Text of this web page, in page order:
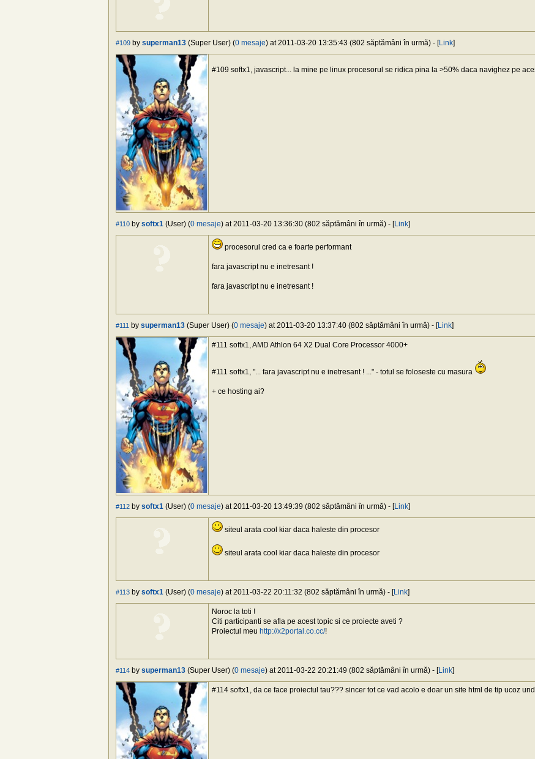
#109 by superman13 (Super User) (0 mesaje) at 2011-03-20 13:35:43 (802 săptămâni în urmă) - [Link]
#109 softx1, javascript... la mine pe linux procesorul se ridica pina la >50% daca navighez pe
#110 by softx1 (User) (0 mesaje) at 2011-03-20 13:36:30 (802 săptămâni în urmă) - [Link]
procesorul cred ca e foarte performant
fara javascript nu e inetresant !
fara javascript nu e inetresant !
#111 by superman13 (Super User) (0 mesaje) at 2011-03-20 13:37:40 (802 săptămâni în urmă) - [Link]
#111 softx1, AMD Athlon 64 X2 Dual Core Processor 4000+
#111 softx1, "... fara javascript nu e inetresant ! ..." - totul se foloseste cu masura
+ ce hosting ai?
#112 by softx1 (User) (0 mesaje) at 2011-03-20 13:49:39 (802 săptămâni în urmă) - [Link]
siteul arata cool kiar daca haleste din procesor
siteul arata cool kiar daca haleste din procesor
#113 by softx1 (User) (0 mesaje) at 2011-03-22 20:11:32 (802 săptămâni în urmă) - [Link]
Noroc la toti !
Citi participanti se afla pe acest topic si ce proiecte aveti ?
Proiectul meu http://x2portal.co.cc/!
#114 by superman13 (Super User) (0 mesaje) at 2011-03-22 20:21:49 (802 săptămâni în urmă) - [Link]
#114 softx1, da ce face proiectul tau??? sincer tot ce vad acolo e doar un site html de tip ucoz